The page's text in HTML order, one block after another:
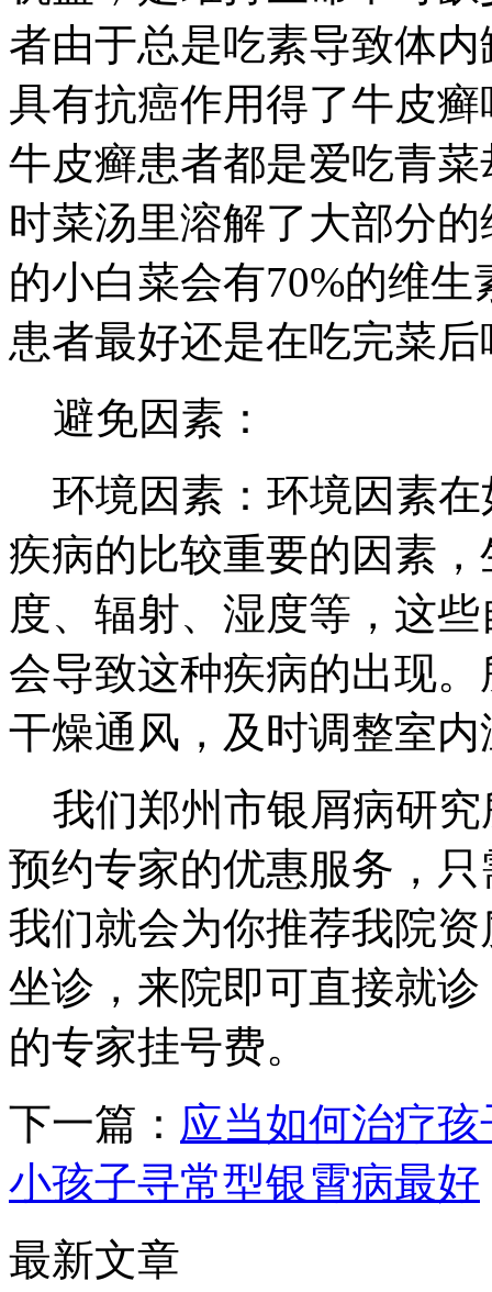
者由于总是吃素导致体
具有抗癌作用得了牛皮
牛皮癣患者都是爱吃青
时菜汤里溶解了大部分
的小白菜会有70%的维
患者最好还是在吃完菜
避免因素：
环境因素：环境因素在
疾病的比较重要的因素
度、辐射、湿度等，这
会导致这种疾病的出现
干燥通风，及时调整室内
我们郑州市银屑病研究
预约专家的优惠服务，
我们就会为你推荐我院
坐诊，来院即可直接就
的专家挂号费。
下一篇： 应当如何治疗
小孩子寻常型银霄病最好
最新文章